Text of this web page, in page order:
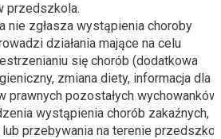
przedszkola.
nie zgłasza wystąpienia choroby
działania mające na celu
się chorób (dodatkowa
zmiana diety, informacja dla
prawnych pozostałych
wystąpienia chorób zakaźnych,
przebywania na terenie